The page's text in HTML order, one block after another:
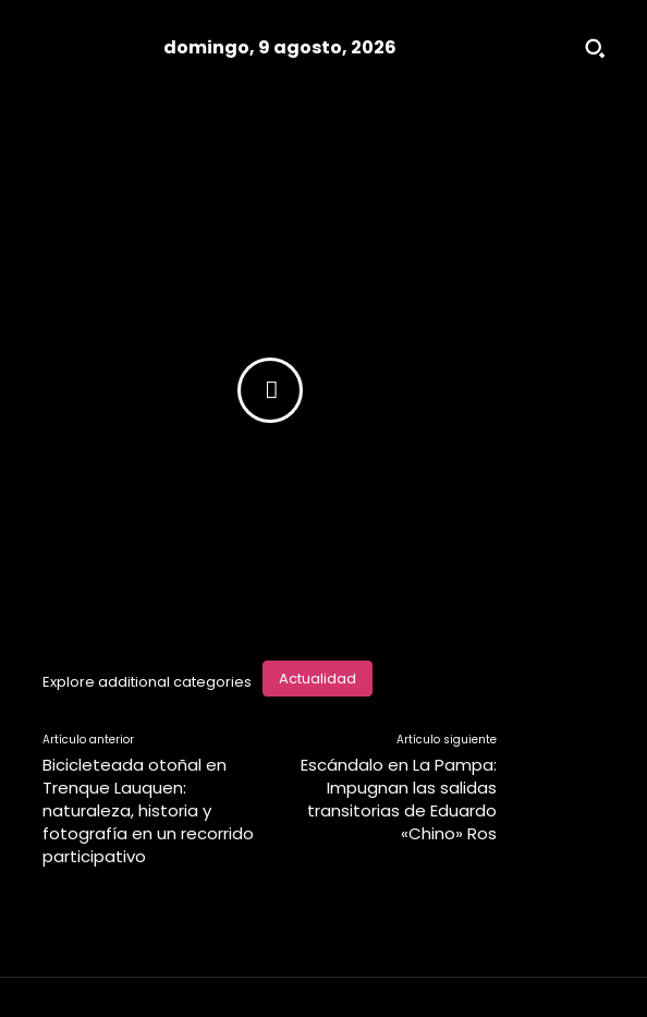
domingo, 9 agosto, 2026
Explore additional categories Actualidad
Artículo anterior
Bicicleteada otoñal en
Trenque Lauquen:
naturaleza, historia y
fotografía en un recorrido
participativo
Artículo siguiente
Escándalo en La Pampa:
Impugnan las salidas
transitorias de Eduardo
«Chino» Ros